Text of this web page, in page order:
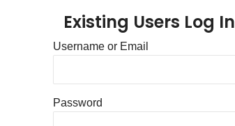
Existing Users Log In
Username or Email
Password